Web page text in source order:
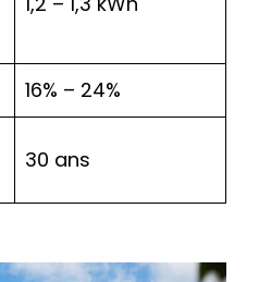
16% – 24%
30 ans